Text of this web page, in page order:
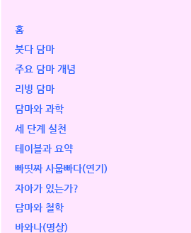
홈
붓다 담마
주요 담마 개념
리빙 담마
담마와 과학
세 단계 실천
테이블과 요약
빠띳짜 사뭅빠다(연기)
자아가 있는가?
담마와 철학
바와나(명상)